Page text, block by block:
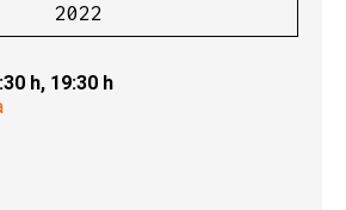
2022
h, 19:30 h